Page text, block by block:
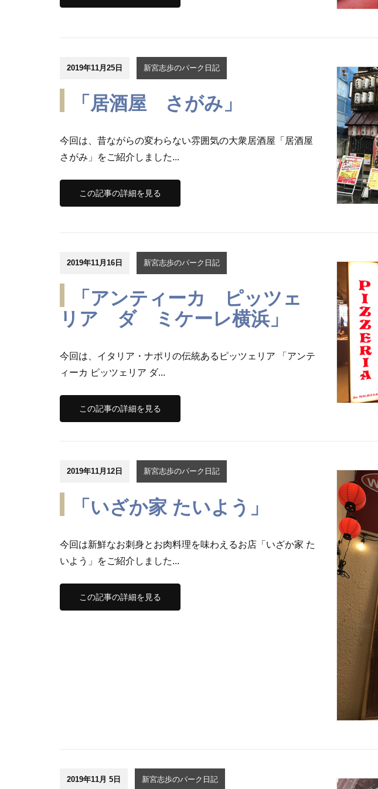
2019年11月25日 新宮志歩のパーク日記
「居酒屋 さがみ」
今回は、昔ながらの変わらない雰囲気の大衆居酒屋「居酒屋
さがみ」をご紹介しました...
この記事の詳細を見る
2019年11月16日 新宮志歩のパーク日記
「アンティーカ ピッツェ
リア ダ ミケーレ横浜」
今回は、イタリア・ナポリの伝統あるピッツェリア 「アンテ
ィーカ ピッツェリア ダ...
この記事の詳細を見る
2019年11月12日 新宮志歩のパーク日記
「いざか家 たいよう」
今回は新鮮なお刺身とお肉料理を味わえるお店「いざか家 た
いよう」をご紹介しました...
この記事の詳細を見る
2019年11月 5日 新宮志歩のパーク日記